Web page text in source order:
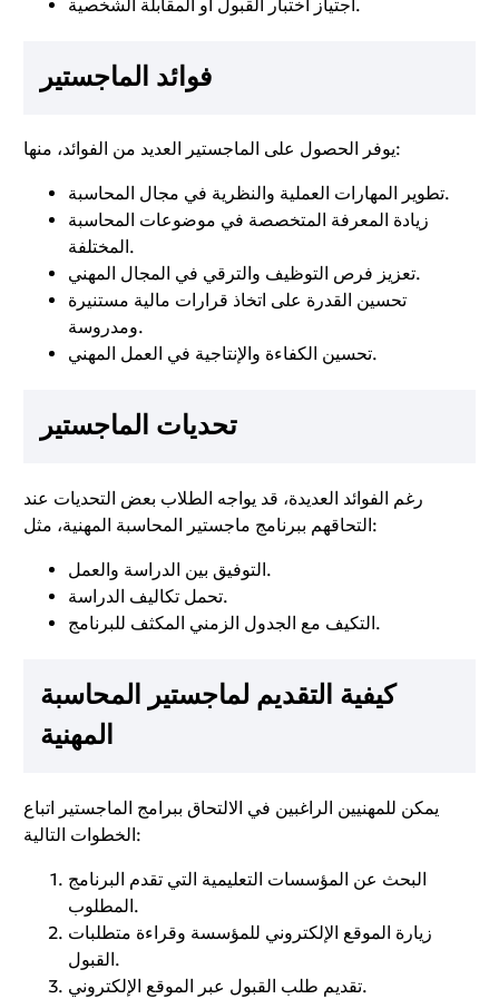
اجتياز اختبار القبول أو المقابلة الشخصية.
فوائد الماجستير
يوفر الحصول على الماجستير العديد من الفوائد، منها:
تطوير المهارات العملية والنظرية في مجال المحاسبة.
زيادة المعرفة المتخصصة في موضوعات المحاسبة
المختلفة.
تعزيز فرص التوظيف والترقي في المجال المهني.
تحسين القدرة على اتخاذ قرارات مالية مستنيرة
ومدروسة.
تحسين الكفاءة والإنتاجية في العمل المهني.
تحديات الماجستير
رغم الفوائد العديدة، قد يواجه الطلاب بعض التحديات عند
التحاقهم ببرنامج ماجستير المحاسبة المهنية، مثل:
التوفيق بين الدراسة والعمل.
تحمل تكاليف الدراسة.
التكيف مع الجدول الزمني المكثف للبرنامج.
كيفية التقديم لماجستير المحاسبة
المهنية
يمكن للمهنيين الراغبين في الالتحاق ببرامج الماجستير اتباع
الخطوات التالية:
البحث عن المؤسسات التعليمية التي تقدم البرنامج
المطلوب.
زيارة الموقع الإلكتروني للمؤسسة وقراءة متطلبات
القبول.
تقديم طلب القبول عبر الموقع الإلكتروني.